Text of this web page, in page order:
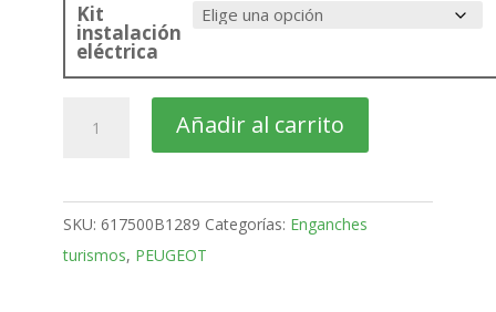
Kit
instalación
eléctrica
Expert
Bola
desmontable
vertical
Añadir al carrito
SKU: 617500B1289 Categorías: Enganches
turismos, PEUGEOT